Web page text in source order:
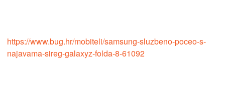
https://www.bug.hr/mobiteli/samsung-sluzbeno-poceo-s-
najavama-sireg-galaxyz-folda-8-61092